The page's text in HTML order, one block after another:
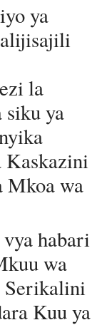
ya
la
siku ya
Kaskazini
Mkoa wa
habari
wa
Serikalini
Kuu ya